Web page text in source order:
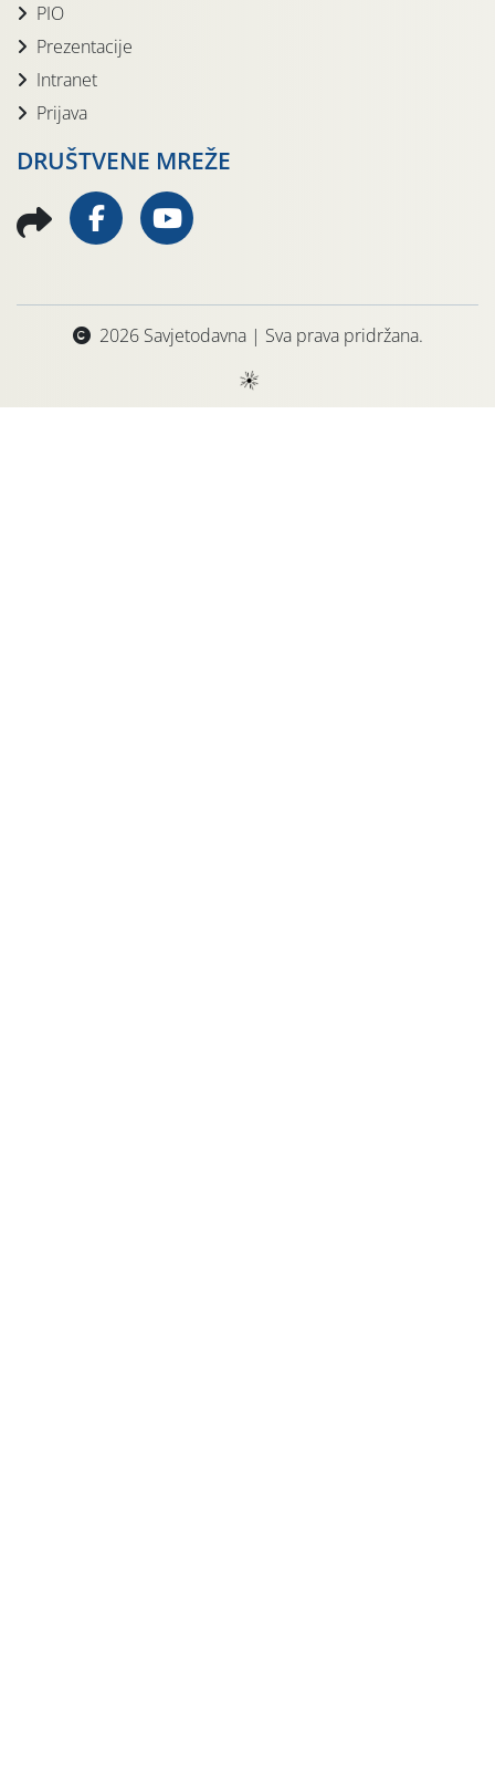
PIO
Prezentacije
Intranet
Prijava
DRUŠTVENE MREŽE
2026 Savjetodavna | Sva prava pridržana.